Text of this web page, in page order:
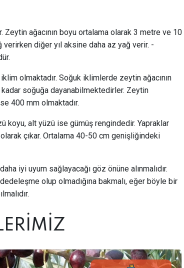
Zeytin ağacının boyu ortalama olarak 3 metre ve 10
diğer yıl aksine daha az yağ verir. -
olmaktadır. Soğuk iklimlerde zeytin ağacının
soğuğa dayanabilmektedirler. Zeytin
400 mm olmaktadır.
koyu, alt yüzü ise gümüş rengindedir. Yapraklar
çıkar. Ortalama 40-50 cm genişliğindeki
iyi uyum sağlayacağı göz önüne alınmalıdır.
olup olmadığına bakmalı, eğer böyle bir